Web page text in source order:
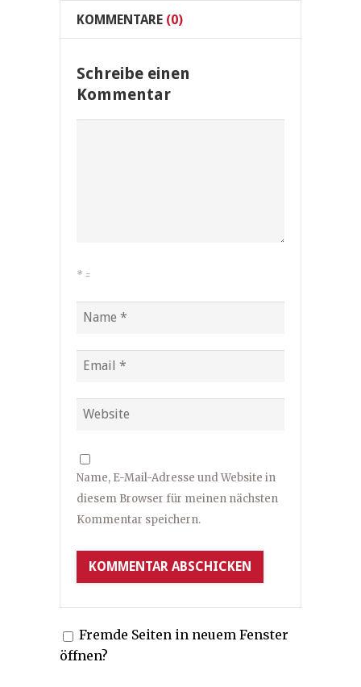
KOMMENTARE (0)
Schreibe einen
Kommentar
* =
Name, E-Mail-Adresse und Website in
diesem Browser für meinen nächsten
Kommentar speichern.
Fremde Seiten in neuem Fenster
öffnen?